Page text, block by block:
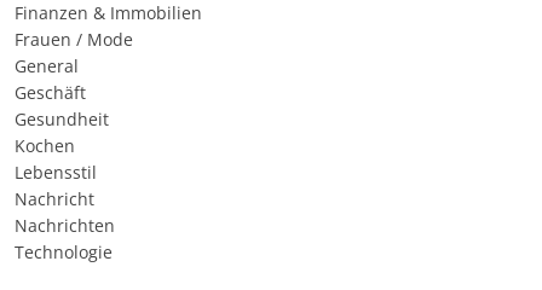
Finanzen & Immobilien
Frauen / Mode
General
Geschäft
Gesundheit
Kochen
Lebensstil
Nachricht
Nachrichten
Technologie